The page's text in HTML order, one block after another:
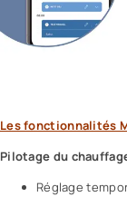
Les fonctionnalités
Pilotage du
Réglage